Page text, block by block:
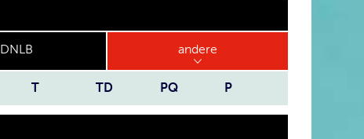
DNLB andere
T TD PQ P